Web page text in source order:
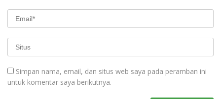
Simpan nama, email, dan situs web saya pada peramban ini
untuk komentar saya berikutnya.